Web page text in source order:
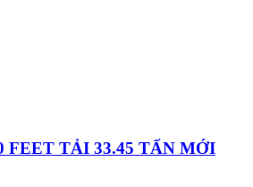
FEET TẢI 33.45 TẤN MỚI